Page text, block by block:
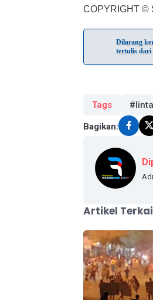
COPYRIGHT ©
Dilarang
tertulis dari
Tags
Bagikan:
Artikel